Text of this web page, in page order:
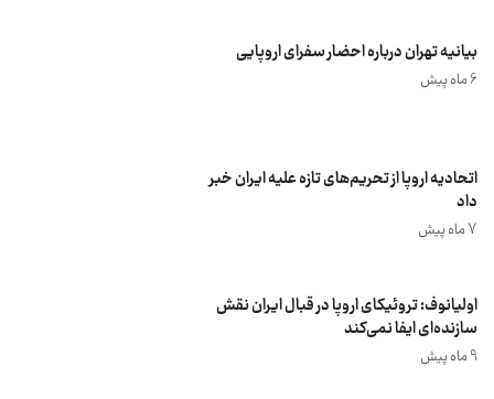
بیانیه تهران درباره احضار سفرای اروپایی
6 ماه پیش
اتحادیه اروپا از تحریم‌های تازه علیه ایران خبر
داد
7 ماه پیش
اولیانوف: تروئیکای اروپا در قبال ایران نقش
سازنده‌ای ایفا نمی‌کند
9 ماه پیش